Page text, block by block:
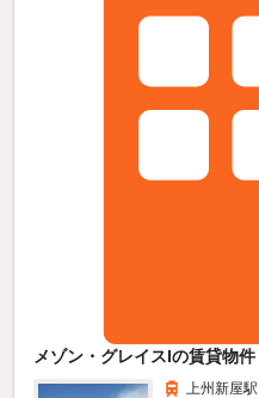
メゾン・グレイスIの賃貸物件
上州新屋